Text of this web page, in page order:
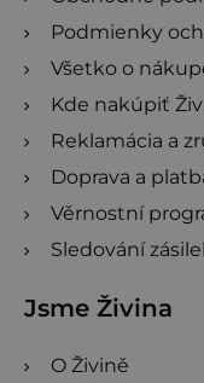
Podmienky
Všetko o
Kde nakúpiť
Reklamácia a
Doprava a
Věrnostní
Sledování
Jsme Živina
O Živině